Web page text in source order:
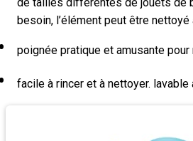
besoin, l’élément peut être
poignée pratique et amusante
facile à rincer et à nettoyer.